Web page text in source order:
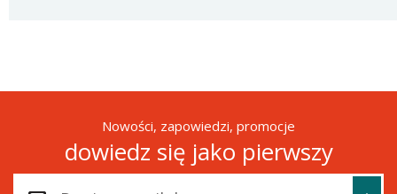
Nowości, zapowiedzi, promocje
dowiedz się jako pierwszy